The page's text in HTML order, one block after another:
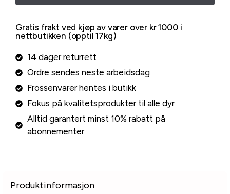
Gratis frakt ved kjøp av varer over kr 1000 i
nettbutikken (opptil 17kg)
14 dager returrett
Ordre sendes neste arbeidsdag
Frossenvarer hentes i butikk
Fokus på kvalitetsprodukter til alle dyr
Alltid garantert minst 10% rabatt på
abonnementer
Produktinformasjon